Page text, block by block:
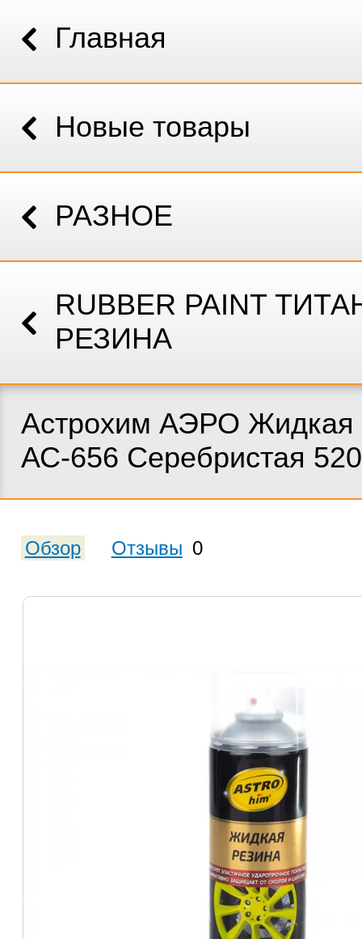
Главная
Новые товары
РАЗНОЕ
RUBBER PAINT
РЕЗИНА
Астрохим АЭРО Жидкая
АС-656 Серебристая
Обзор Отзывы 0